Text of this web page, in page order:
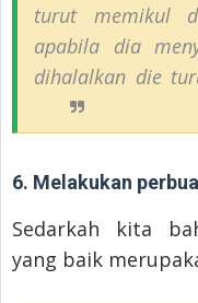
turut memikul
apabila dia
dihalalkan die
6. Melakukan
Sedarkah kita
yang baik